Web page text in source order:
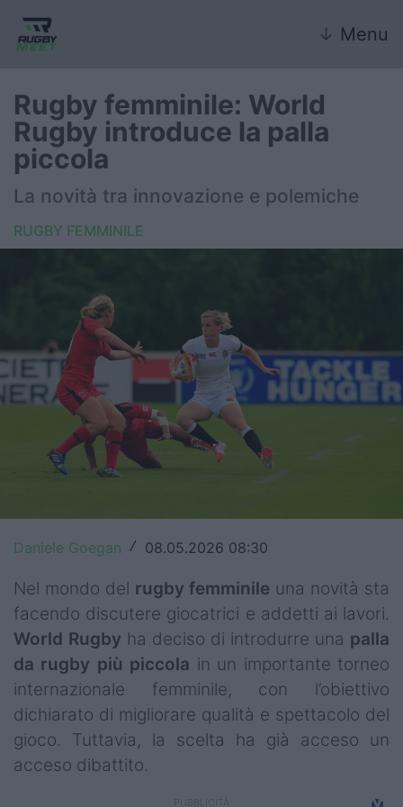
↓ Menu
Nazionale
Nazionali giovanili
Rugby Sevens
Internazionale
6 Nazioni
United Rugby Championship
Top14
Premiership
Challenge Cup
World Rugby
Rugby World Cup
Super Rugby
Rugby in TV
Mercato
Rugby femminile: World
Rugby introduce la palla
piccola
La novità tra innovazione e polemiche
RUGBY FEMMINILE
Daniele Goegan / 08.05.2026 08:30
Nel mondo del rugby femminile una novità sta
facendo discutere giocatrici e addetti ai lavori.
World Rugby ha deciso di introdurre una palla
da rugby più piccola in un importante torneo
internazionale femminile, con l’obiettivo
dichiarato di migliorare qualità e spettacolo del
gioco. Tuttavia, la scelta ha già acceso un
acceso dibattito.